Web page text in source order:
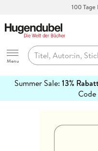
100
Hugendubel
Menu
Summer Sale: 13%
Code
erfahren